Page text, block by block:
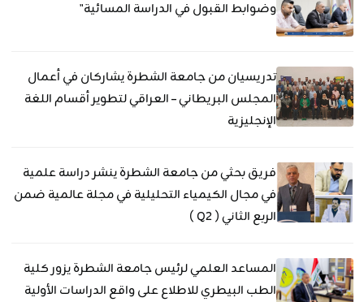
وضوابط القبول في الدراسة المسائية"
تدريسيان من جامعة الشطرة يشاركان في أعمال
المجلس البريطاني – العراقي لتطوير أقسام اللغة
الإنجليزية
فريق بحثي من جامعة الشطرة ينشر دراسة علمية
في مجال الكيمياء التحليلية في مجلة عالمية ضمن
الربع الثاني ( Q2 )
المساعد العلمي لرئيس جامعة الشطرة يزور كلية
الطب البيطري للاطلاع على واقع الدراسات الأولية